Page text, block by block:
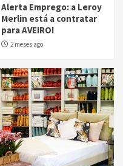
Alerta Emprego: a Leroy
Merlin está a contratar
para AVEIRO!
2 meses ago